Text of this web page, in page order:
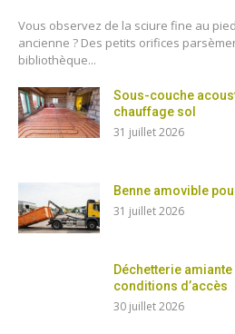
Vous observez de la sciure fine au
ancienne ? Des petits orifices
bibliothèque...
Sous-couche
chauffage sol
31 juillet 2026
Benne amovible
31 juillet 2026
Déchetterie
conditions d’accès
30 juillet 2026